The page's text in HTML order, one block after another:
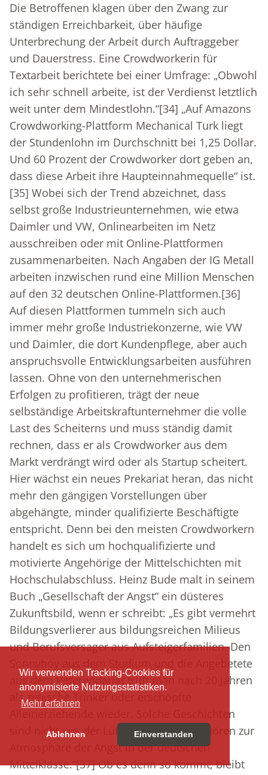
Wir verwenden Tracking-Cookies für
anonymisierte Nutzungsstatistiken.
Mehr erfahren
Ablehnen Einverstanden
Die Betroffenen klagen über den Zwang zur
ständigen Erreichbarkeit, über häufige
Unterbrechung der Arbeit durch Auftraggeber
und Dauerstress. Eine Crowdworkerin für
Textarbeit berichtete bei einer Umfrage: „Obwohl
ich sehr schnell arbeite, ist der Verdienst letztlich
weit unter dem Mindestlohn.“[34] „Auf Amazons
Crowdworking-Plattform Mechanical Turk liegt
der Stundenlohn im Durchschnitt bei 1,25 Dollar.
Und 60 Prozent der Crowdworker dort geben an,
dass diese Arbeit ihre Haupteinnahmequelle“ ist.
[35] Wobei sich der Trend abzeichnet, dass
selbst große Industrieunternehmen, wie etwa
Daimler und VW, Onlinearbeiten im Netz
ausschreiben oder mit Online-Plattformen
zusammenarbeiten. Nach Angaben der IG Metall
arbeiten inzwischen rund eine Million Menschen
auf den 32 deutschen Online-Plattformen.[36]
Auf diesen Plattformen tummeln sich auch
immer mehr große Industriekonzerne, wie VW
und Daimler, die dort Kundenpflege, aber auch
anspruchsvolle Entwicklungsarbeiten ausführen
lassen. Ohne von den unternehmerischen
Erfolgen zu profitieren, trägt der neue
selbständige Arbeitskraftunternehmer die volle
Last des Scheiterns und muss ständig damit
rechnen, dass er als Crowdworker aus dem
Markt verdrängt wird oder als Startup scheitert.
Hier wächst ein neues Prekariat heran, das nicht
mehr den gängigen Vorstellungen über
abgehängte, minder qualifizierte Beschäftigte
entspricht. Denn bei den meisten Crowdworkern
handelt es sich um hochqualifizierte und
motivierte Angehörige der Mittelschichten mit
Hochschulabschluss. Heinz Bude malt in seinem
Buch „Gesellschaft der Angst“ ein düsteres
Zukunftsbild, wenn er schreibt: „Es gibt vermehrt
Bildungsverlierer aus bildungsreichen Milieus
und Berufsversager aus Aufsteigerfamilien. Den
Sonnyboy aus dem Studium und die Angebetete
aus dem Referendariat trifft man nach 20 Jahren
als zynische Trinker oder erschöpfte
Alleinerziehende wieder. Solche Geschichten
sind nicht aus der Luft gegriffen. Sie gehören zur
Atmosphäre der Angst in der deutschen
Mittelklasse.“[37]Ob es denn so kommt, bleibt